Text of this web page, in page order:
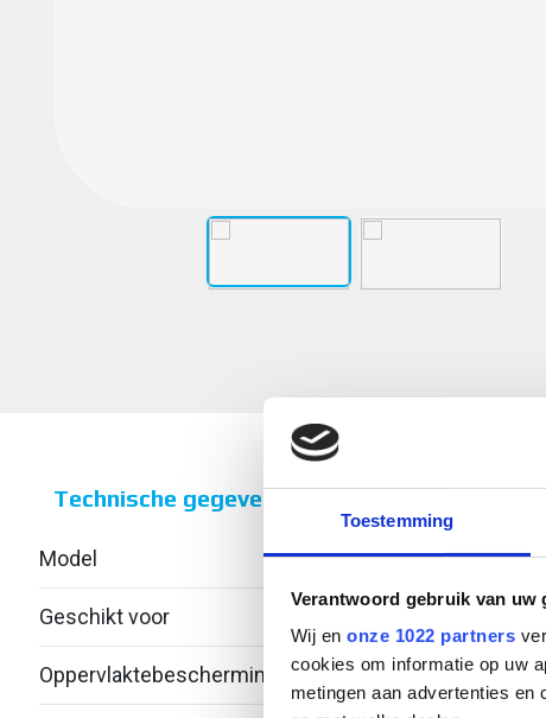
Toestemming
Verantwoord gebruik van uw
Wij en onze 1022 partners
cookies om informatie op uw
metingen aan advertenties
Technische gegevens
Model Hoek
Geschikt voor C-
Oppervlaktebescherming